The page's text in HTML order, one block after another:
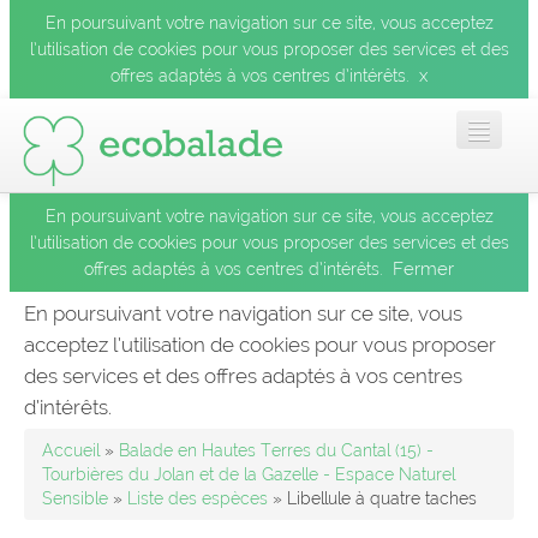
En poursuivant votre navigation sur ce site, vous acceptez
l’utilisation de cookies pour vous proposer des services et des
offres adaptés à vos centres d’intérêts.
x
Accueil
Les balades
Les espèces
Le blog
En poursuivant votre navigation sur ce site, vous acceptez
l’utilisation de cookies pour vous proposer des services et des
offres adaptés à vos centres d’intérêts.
Fermer
En poursuivant votre navigation sur ce site, vous
acceptez l’utilisation de cookies pour vous proposer
des services et des offres adaptés à vos centres
d’intérêts.
Accueil » Balade en Hautes Terres du Cantal (15) -
Tourbières du Jolan et de la Gazelle - Espace Naturel
Sensible » Liste des espèces » Libellule à quatre taches